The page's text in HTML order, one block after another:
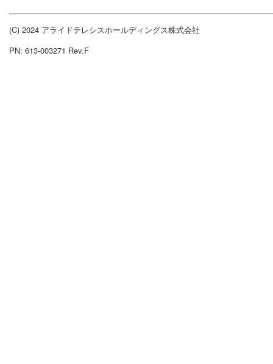
(C) 2024 アライドテレシスホールディングス株式会社
PN: 613-003271 Rev.F